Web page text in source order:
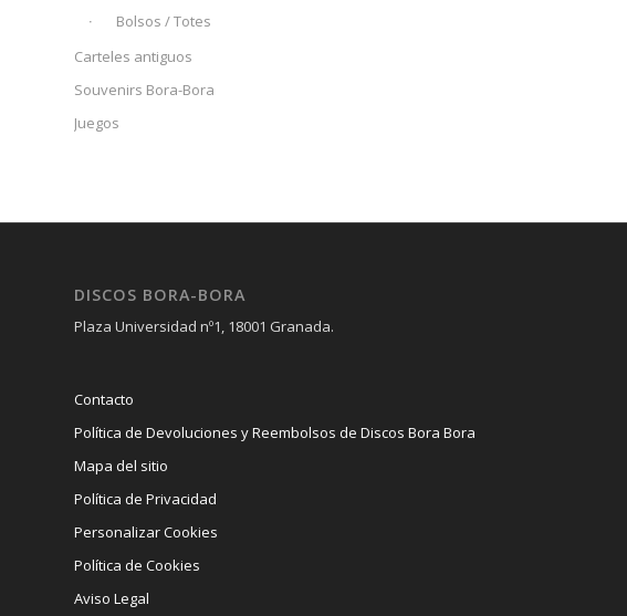
Bolsos / Totes
Carteles antiguos
Souvenirs Bora-Bora
Juegos
DISCOS BORA-BORA
Plaza Universidad nº1, 18001 Granada.
Contacto
Política de Devoluciones y Reembolsos de Discos Bora Bora
Mapa del sitio
Política de Privacidad
Personalizar Cookies
Política de Cookies
Aviso Legal